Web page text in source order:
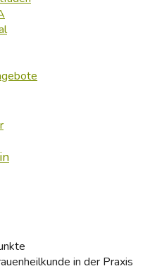
in der Praxis